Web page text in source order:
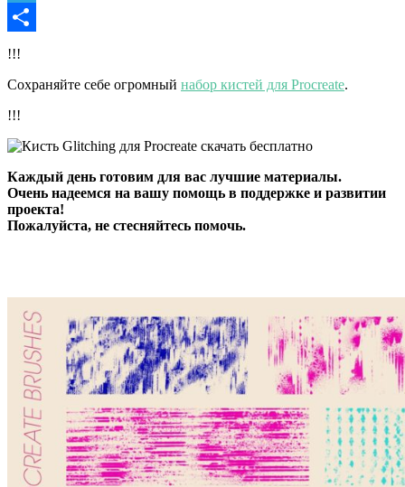
Telegram
Отправить
!!!
Сохраняйте себе огромный набор кистей для Procreate.
!!!
Каждый день готовим для вас лучшие материалы.
Очень надеемся на вашу помощь в поддержке и развитии
проекта!
Пожалуйста, не стесняйтесь помочь.